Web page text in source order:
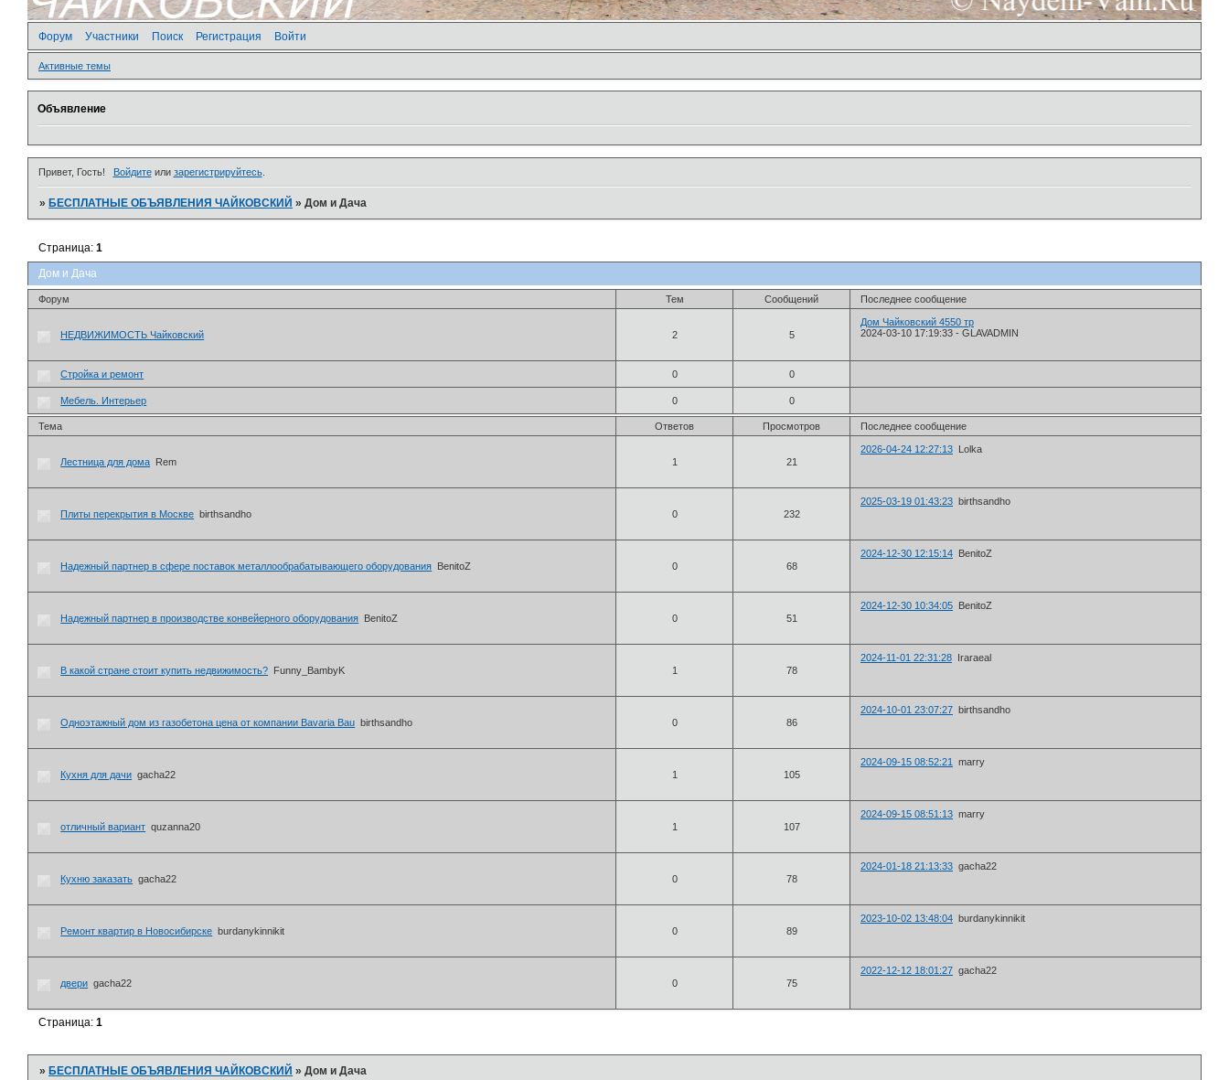
Форум Участники Поиск Регистрация Войти
Активные темы
Объявление
Привет, Гость! Войдитеили зарегистрируйтесь.
» БЕСПЛАТНЫЕ ОБЪЯВЛЕНИЯ ЧАЙКОВСКИЙ »Дом и Дача
Дом и Дача
Страница:1
Форум Тем Сообщений Последнее сообщение
­НЕДВИЖИМОСТЬ Чайковский 2 5
Дом Чайковский 4550 тр
2024-03-10 17:19:33 - GLAVADMIN
Стройка и ремонт 0 0
Мебель. Интерьер 0 0
Тема Ответов Просмотров Последнее сообщение
Лестница для дома Rem 1 21
2026-04-24 12:27:13 Lolka
Плиты перекрытия в Москве birthsandho 0 232
2025-03-19 01:43:23 birthsandho
Надежный партнер в сфере поставок металлообрабатывающего оборудования BenitoZ 0 68
2024-12-30 12:15:14 BenitoZ
Надежный партнер в производстве конвейерного оборудования BenitoZ 0 51
2024-12-30 10:34:05 BenitoZ
В какой стране стоит купить недвижимость? Funny_BambyK 1 78
2024-11-01 22:31:28 Iraraeal
Одноэтажный дом из газобетона цена от компании Bavaria Bau birthsandho 0 86
2024-10-01 23:07:27 birthsandho
Кухня для дачи gachа22 1 105
2024-09-15 08:52:21 marry
отличный вариант quzanna20 1 107
2024-09-15 08:51:13 marry
Кухню заказать gachа22 0 78
2024-01-18 21:13:33 gachа22
Ремонт квартир в Новосибирске burdanykinnikit 0 89
2023-10-02 13:48:04 burdanykinnikit
двери gachа22 0 75
2022-12-12 18:01:27 gachа22
Страница:1
» БЕСПЛАТНЫЕ ОБЪЯВЛЕНИЯ ЧАЙКОВСКИЙ »Дом и Дача